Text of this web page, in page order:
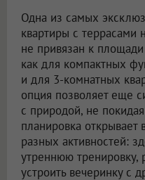
Одна из самых
квартиры с террасами
не привязан к
как для компактных
и для 3-комнатных
опция позволяет еще
с природой, не
планировка
разных активностей:
утреннюю тренировку,
устроить вечеринку с